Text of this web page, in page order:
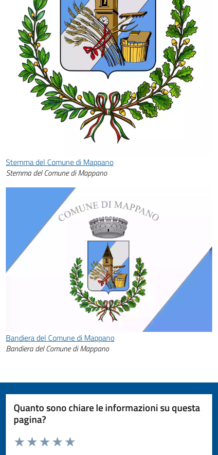
Stemma del Comune di Mappano
Stemma del Comune di Mappano
Bandiera del Comune di Mappano
Bandiera del Comune di Mappano
Quanto sono chiare le informazioni su questa
pagina?
Valuta da 1 a 5 stelle la pagina